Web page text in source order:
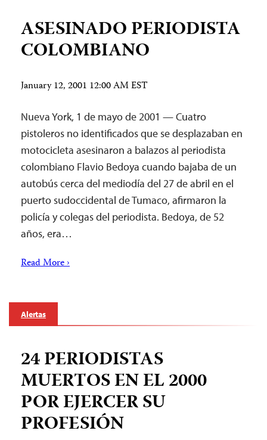
ASESINADO PERIODISTA
COLOMBIANO
January 12, 2001 12:00 AM EST
Nueva York, 1 de mayo de 2001 — Cuatro
pistoleros no identificados que se desplazaban en
motocicleta asesinaron a balazos al periodista
colombiano Flavio Bedoya cuando bajaba de un
autobús cerca del mediodía del 27 de abril en el
puerto sudoccidental de Tumaco, afirmaron la
policía y colegas del periodista. Bedoya, de 52
años, era…
Read More ›
Alertas
24 PERIODISTAS
MUERTOS EN EL 2000
POR EJERCER SU
PROFESIÓN